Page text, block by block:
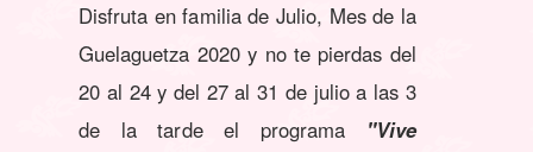
Disfruta en familia de Julio, Mes de la
Guelaguetza 2020 y no te pierdas del
20 al 24 y del 27 al 31 de julio a las 3
de la tarde el programa "Vive